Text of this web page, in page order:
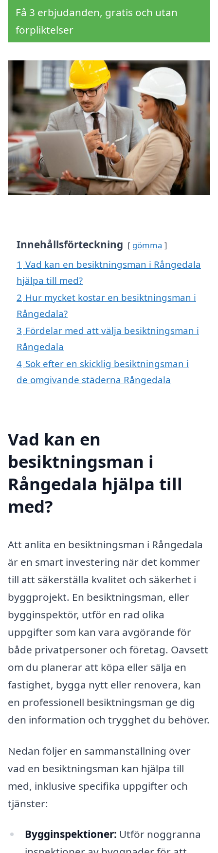
Få 3 erbjudanden, gratis och utan
förpliktelser
Innehållsförteckning gömma
1 Vad kan en besiktningsman i Rångedala
hjälpa till med?
2 Hur mycket kostar en besiktningsman i
Rångedala?
3 Fördelar med att välja besiktningsman i
Rångedala
4 Sök efter en skicklig besiktningsman i
de omgivande städerna Rångedala
Vad kan en
besiktningsman i
Rångedala hjälpa till
med?
Att anlita en besiktningsman i Rångedala
är en smart investering när det kommer
till att säkerställa kvalitet och säkerhet i
byggprojekt. En besiktningsman, eller
bygginspektör, utför en rad olika
uppgifter som kan vara avgörande för
både privatpersoner och företag. Oavsett
om du planerar att köpa eller sälja en
fastighet, bygga nytt eller renovera, kan
en professionell besiktningsman ge dig
den information och trygghet du behöver.
Nedan följer en sammanställning över
vad en besiktningsman kan hjälpa till
med, inklusive specifika uppgifter och
tjänster:
Bygginspektioner: Utför noggranna